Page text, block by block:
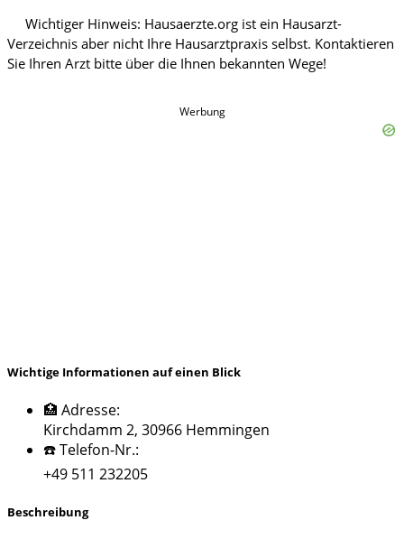
Werbung
Wichtige Informationen auf einen Blick
🏥 Adresse:
Kirchdamm 2, 30966 Hemmingen
☎️ Telefon-Nr.:
+49 511 232205
Beschreibung